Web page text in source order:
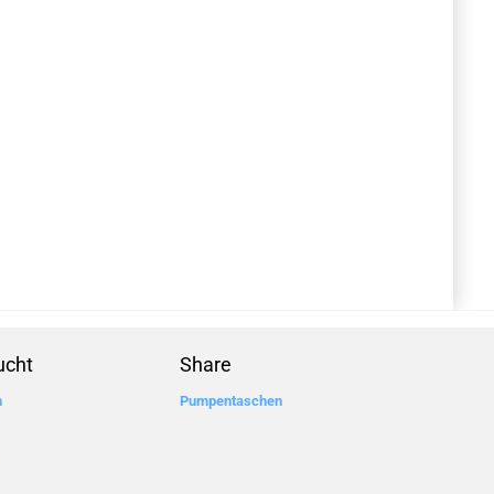
Share
Pumpentaschen